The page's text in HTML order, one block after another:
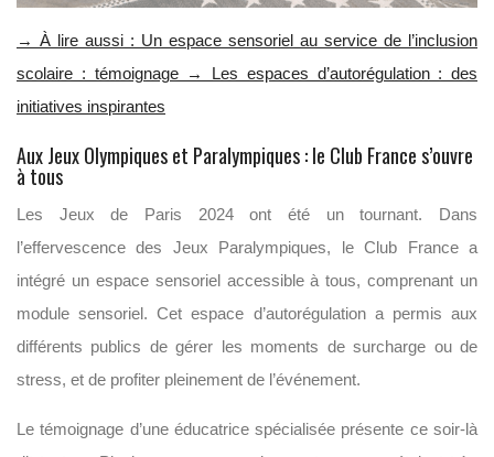
→ À lire aussi : Un espace sensoriel au service de l’inclusion
scolaire : témoignage → Les espaces d’autorégulation : des
initiatives inspirantes
Aux Jeux Olympiques et Paralympiques : le Club France s’ouvre
à tous
Les Jeux de Paris 2024 ont été un tournant. Dans
l’effervescence des Jeux Paralympiques, le Club France a
intégré un espace sensoriel accessible à tous, comprenant un
module sensoriel. Cet espace d’autorégulation a permis aux
différents publics de gérer les moments de surcharge ou de
stress, et de profiter pleinement de l’événement.
Le témoignage d’une éducatrice spécialisée présente ce soir-là